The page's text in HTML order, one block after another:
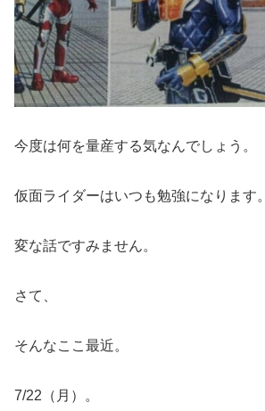
今度は何を量産する気なんでしょう。
仮面ライダーはいつも勉強になります。
変な話ですみません。
さて、
そんなここ最近。
7/22（月）。